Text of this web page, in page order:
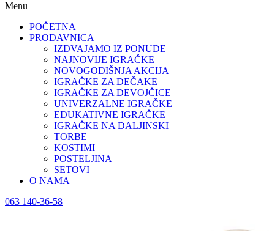
Menu
POČETNA
PRODAVNICA
IZDVAJAMO IZ PONUDE
NAJNOVIJE IGRAČKE
NOVOGODIŠNJA AKCIJA
IGRAČKE ZA DEČAKE
IGRAČKE ZA DEVOJČICE
UNIVERZALNE IGRAČKE
EDUKATIVNE IGRAČKE
IGRAČKE NA DALJINSKI
TORBE
KOSTIMI
POSTELJINA
SETOVI
O NAMA
063 140-36-58